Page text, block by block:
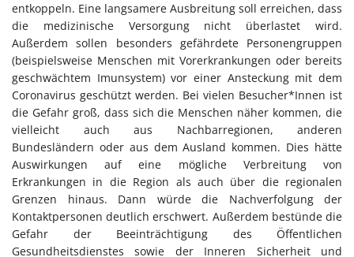
entkoppeln. Eine langsamere Ausbreitung soll erreichen, dass
die medizinische Versorgung nicht überlastet wird.
Außerdem sollen besonders gefährdete Personengruppen
(beispielsweise Menschen mit Vorerkrankungen oder bereits
geschwächtem Imunsystem) vor einer Ansteckung mit dem
Coronavirus geschützt werden. Bei vielen Besucher*Innen ist
die Gefahr groß, dass sich die Menschen näher kommen, die
vielleicht auch aus Nachbarregionen, anderen
Bundesländern oder aus dem Ausland kommen. Dies hätte
Auswirkungen auf eine mögliche Verbreitung von
Erkrankungen in die Region als auch über die regionalen
Grenzen hinaus. Dann würde die Nachverfolgung der
Kontaktpersonen deutlich erschwert. Außerdem bestünde die
Gefahr der Beeinträchtigung des Öffentlichen
Gesundheitsdienstes sowie der Inneren Sicherheit und